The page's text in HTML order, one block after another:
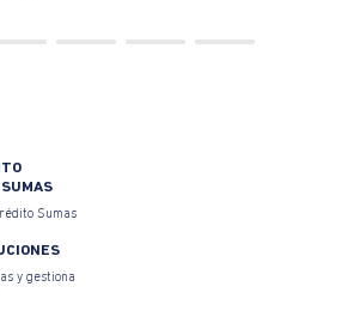
Sumas
y gestiona